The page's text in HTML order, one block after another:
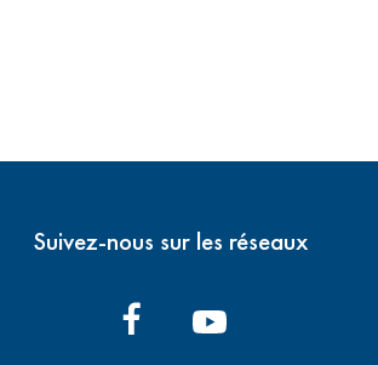
Suivez-nous sur les réseaux